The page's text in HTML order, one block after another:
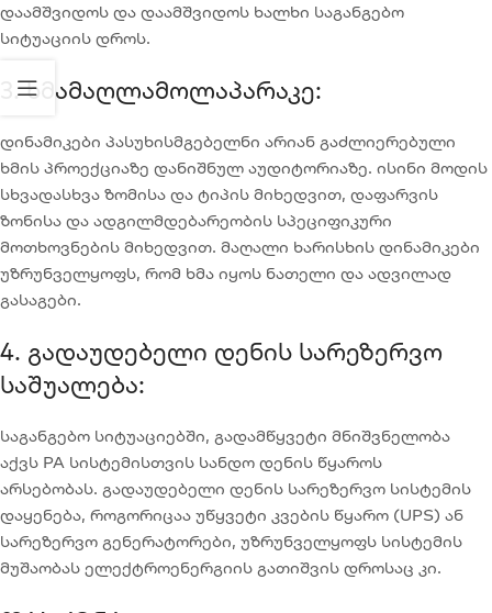
დაამშვიდოს და დაამშვიდოს ხალხი საგანგებო
სიტუაციის დროს.
3. Ხმამაღლამოლაპარაკე:
დინამიკები პასუხისმგებელნი არიან გაძლიერებული
ხმის პროექციაზე დანიშნულ აუდიტორიაზე. ისინი მოდის
სხვადასხვა ზომისა და ტიპის მიხედვით, დაფარვის
ზონისა და ადგილმდებარეობის სპეციფიკური
მოთხოვნების მიხედვით. მაღალი ხარისხის დინამიკები
უზრუნველყოფს, რომ ხმა იყოს ნათელი და ადვილად
გასაგები.
4. Გადაუდებელი Დენის Სარეზერვო
Საშუალება:
საგანგებო სიტუაციებში, გადამწყვეტი მნიშვნელობა
აქვს PA სისტემისთვის სანდო დენის წყაროს
არსებობას. გადაუდებელი დენის სარეზერვო სისტემის
დაყენება, როგორიცაა უწყვეტი კვების წყარო (UPS) ან
სარეზერვო გენერატორები, უზრუნველყოფს სისტემის
მუშაობას ელექტროენერგიის გათიშვის დროსაც კი.